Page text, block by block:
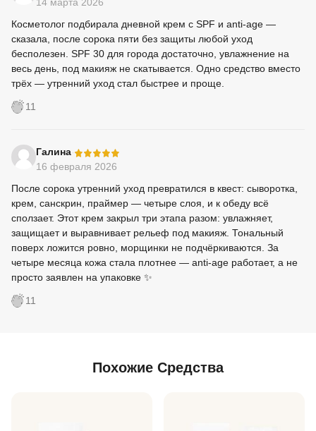
Косметолог подбирала дневной крем с SPF и anti-age —
сказала, после сорока пяти без защиты любой уход
бесполезен. SPF 30 для города достаточно, увлажнение на
весь день, под макияж не скатывается. Одно средство вместо
трёх — утренний уход стал быстрее и проще.
11
Галина
16 февраля 2026
После сорока утренний уход превратился в квест: сыворотка,
крем, санскрин, праймер — четыре слоя, и к обеду всё
сползает. Этот крем закрыл три этапа разом: увлажняет,
защищает и выравнивает рельеф под макияж. Тональный
поверх ложится ровно, морщинки не подчёркиваются. За
четыре месяца кожа стала плотнее — anti-age работает, а не
просто заявлен на упаковке ✨
11
Похожие Средства